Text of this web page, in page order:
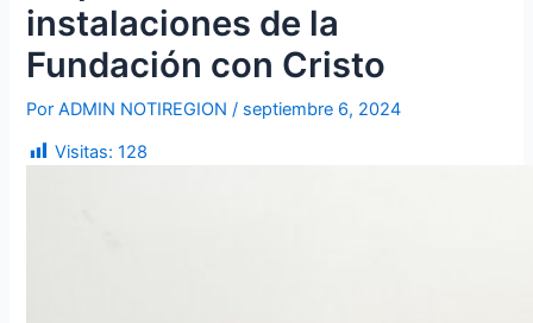
instalaciones de la
Fundación con Cristo
PorADMIN NOTIREGION/ septiembre 6, 2024
Visitas: 128